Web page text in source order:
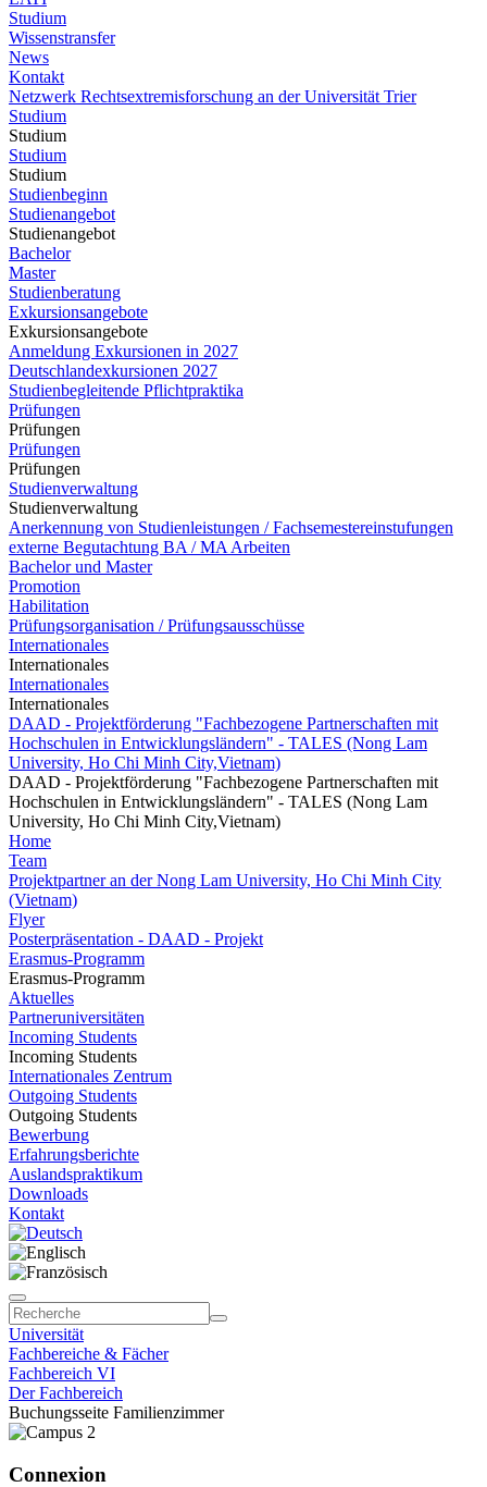
Studium
Wissenstransfer
News
Kontakt
Netzwerk Rechtsextremisforschung an der Universität Trier
Studium
Studium
Studium
Studium
Studienbeginn
Studienangebot
Studienangebot
Bachelor
Master
Studienberatung
Exkursionsangebote
Exkursionsangebote
Anmeldung Exkursionen in 2027
Deutschlandexkursionen 2027
Studienbegleitende Pflichtpraktika
Prüfungen
Prüfungen
Prüfungen
Prüfungen
Studienverwaltung
Studienverwaltung
Anerkennung von Studienleistungen / Fachsemestereinstufungen
externe Begutachtung BA / MA Arbeiten
Bachelor und Master
Promotion
Habilitation
Prüfungsorganisation / Prüfungsausschüsse
Internationales
Internationales
Internationales
Internationales
DAAD - Projektförderung "Fachbezogene Partnerschaften mit
Hochschulen in Entwicklungsländern" - TALES (Nong Lam
University, Ho Chi Minh City,Vietnam)
DAAD - Projektförderung "Fachbezogene Partnerschaften mit
Hochschulen in Entwicklungsländern" - TALES (Nong Lam
University, Ho Chi Minh City,Vietnam)
Home
Team
Projektpartner an der Nong Lam University, Ho Chi Minh City
(Vietnam)
Flyer
Posterpräsentation - DAAD - Projekt
Erasmus-Programm
Erasmus-Programm
Aktuelles
Partneruniversitäten
Incoming Students
Incoming Students
Internationales Zentrum
Outgoing Students
Outgoing Students
Bewerbung
Erfahrungsberichte
Auslandspraktikum
Downloads
Kontakt
Universität
Fachbereiche & Fächer
Fachbereich VI
Der Fachbereich
Buchungsseite Familienzimmer
Connexion